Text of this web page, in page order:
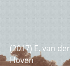
(2017) E. van der
Hoven